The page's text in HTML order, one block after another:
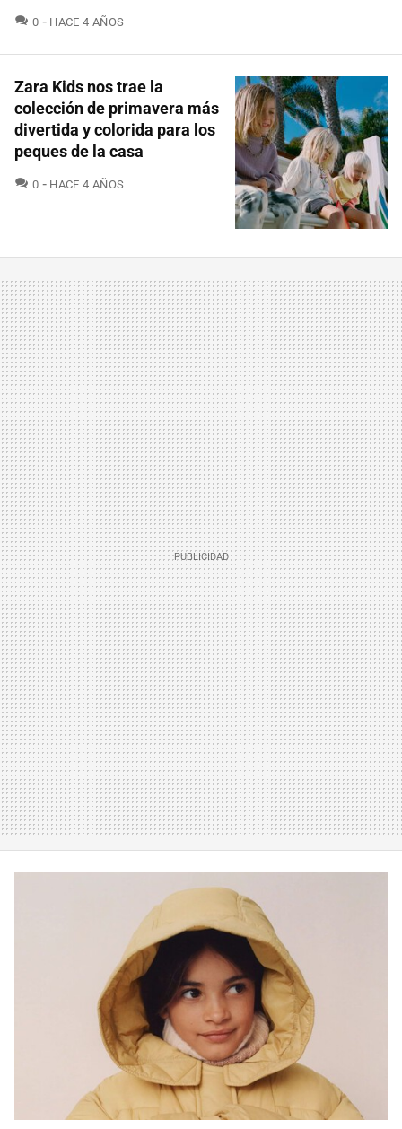
0 COMENTARIOS
HACE 4 AÑOS
Zara Kids nos trae la
colección de primavera más
divertida y colorida para los
peques de la casa
0 COMENTARIOS
HACE 4 AÑOS